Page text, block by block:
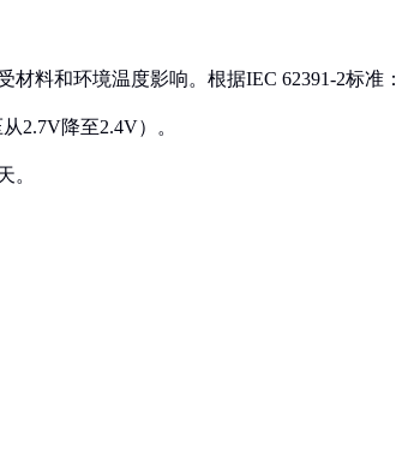
料和环境温度影响。根据IEC 62391-2标准：
2.7V降至2.4V）。
。